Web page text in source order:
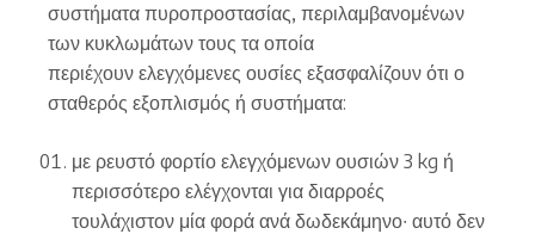
συστήματα πυροπροστασίας, περιλαμβανομένων
των κυκλωμάτων τους τα οποία
περιέχουν ελεγχόμενες ουσίες εξασφαλίζουν ότι ο
σταθερός εξοπλισμός ή συστήματα:
με ρευστό φορτίο ελεγχόμενων ουσιών 3 kg ή
περισσότερο ελέγχονται για διαρροές
τουλάχιστον μία φορά ανά δωδεκάμηνο∙ αυτό δεν